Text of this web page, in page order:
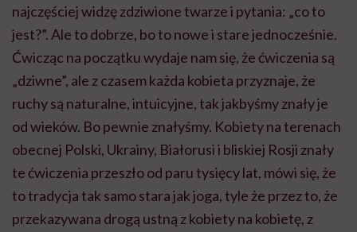
najczęściej widzę zdziwione twarze i pytania: „co to
jest?”. Ale to dobrze, bo to nowe i stare jednocześnie.
Ćwicząc na początku wydaje nam się, że ćwiczenia są
„dziwne”, ale z czasem każda kobieta przyznaje, że
ruchy są naturalne, intuicyjne, tak jakbyśmy znały je
od wieków. Bo pewnie znałyśmy. Kobiety na terenach
obecnej Polski, Ukrainy, Białorusi i bliskiej Rosji znały
te ćwiczenia przeszło od paru tysięcy lat, mówi się, że
to tradycja tak samo stara jak joga, tyle że przez to, że
przekazywana drogą ustną z kobiety na kobietę, z